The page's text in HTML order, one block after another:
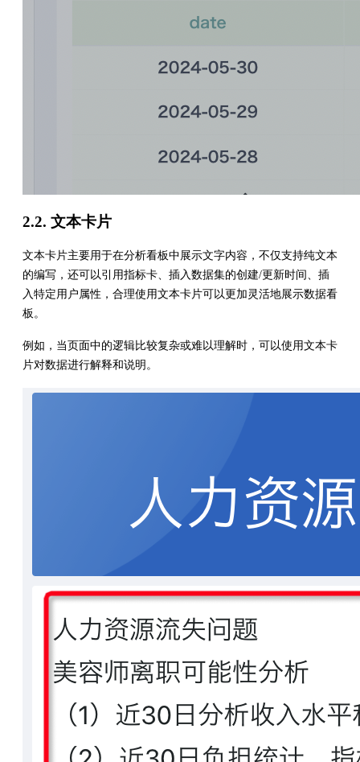
2.2. 文本卡片
文本卡片主要用于在分析看板中展示文字内容，不仅支持纯文本
的编写，还可以引用指标卡、插入数据集的创建/更新时间、插
入特定用户属性，合理使用文本卡片可以更加灵活地展示数据看
板。
例如，当页面中的逻辑比较复杂或难以理解时，可以使用文本卡
片对数据进行解释和说明。